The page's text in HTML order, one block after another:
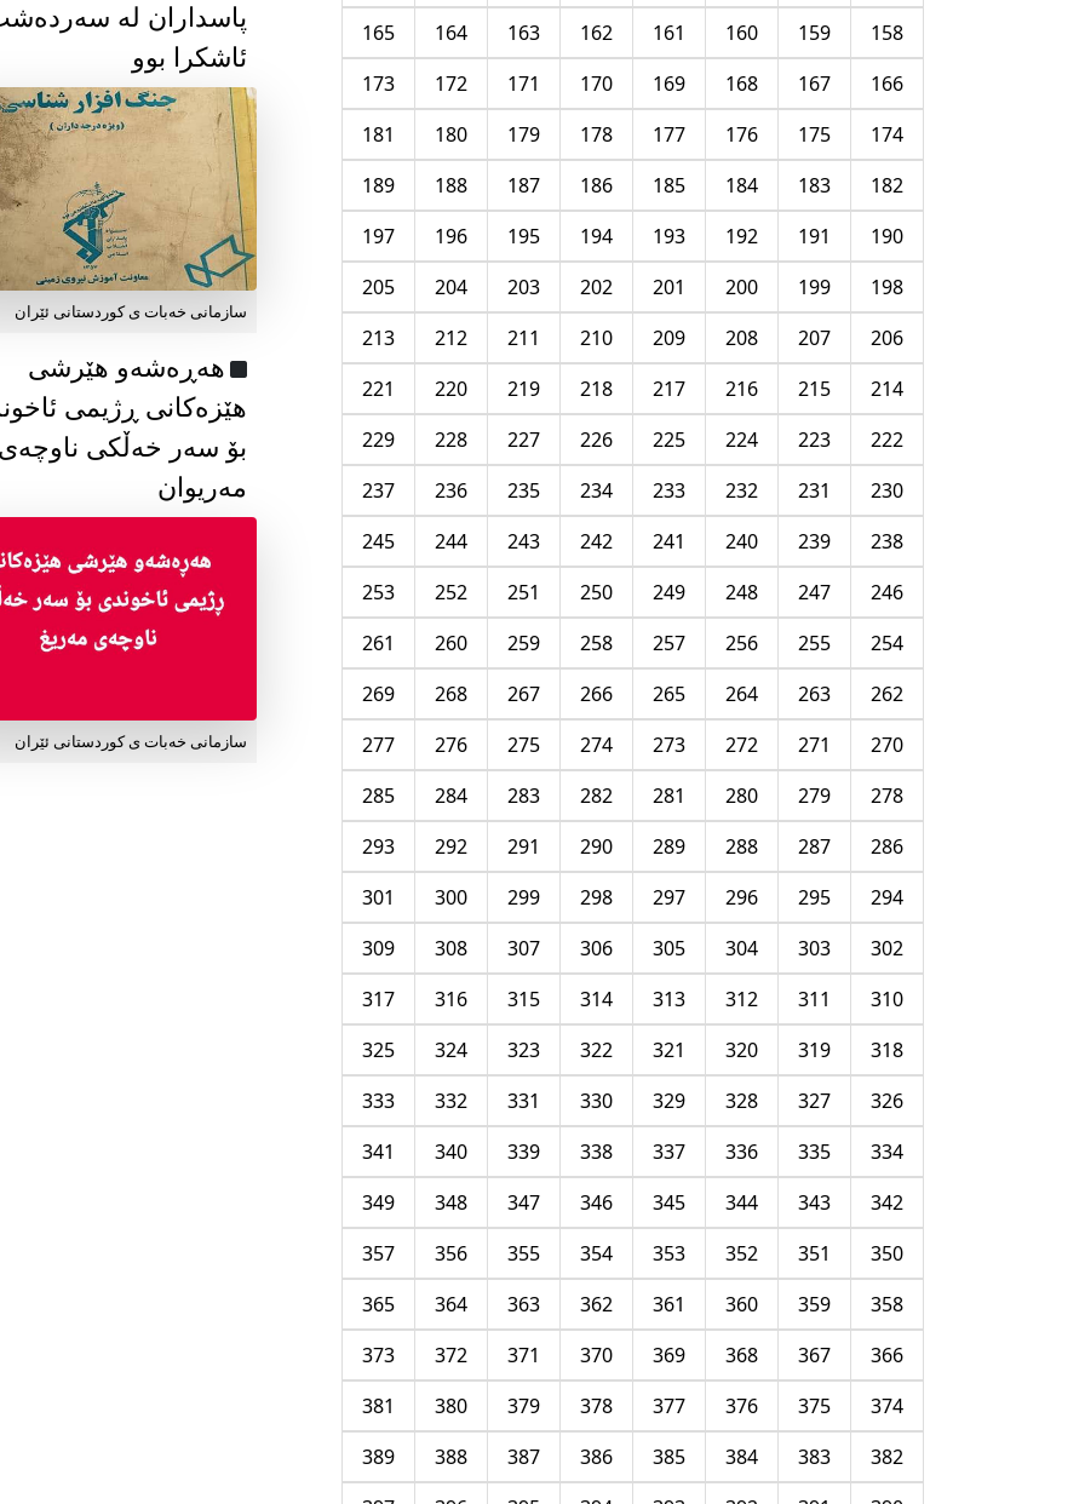
158
159
160
161
162
163
164
165
166
167
168
169
170
171
172
173
174
175
176
177
178
179
180
181
182
183
184
185
186
187
188
189
190
191
192
193
194
195
196
197
198
199
200
201
202
203
204
205
206
207
208
209
210
211
212
213
214
215
216
217
218
219
220
221
222
223
224
225
226
227
228
229
230
231
232
233
234
235
236
237
238
239
240
241
242
243
244
245
246
247
248
249
250
251
252
253
254
255
256
257
258
259
260
261
262
263
264
265
266
267
268
269
270
271
272
273
274
275
276
277
278
279
280
281
282
283
284
285
286
287
288
289
290
291
292
293
294
295
296
297
298
299
300
301
302
303
304
305
306
307
308
309
310
311
312
313
314
315
316
317
318
319
320
321
322
323
324
325
326
327
328
329
330
331
332
333
334
335
336
337
338
339
340
341
342
343
344
345
346
347
348
349
350
351
352
353
354
355
356
357
358
359
360
361
362
363
364
365
366
367
368
369
370
371
372
373
374
375
376
377
378
379
380
381
382
383
384
385
386
387
388
389
پاسداران لە
ئاشکرا بوو
سازمانی خەبات ی كوردستانی ئێران
هەڕەشەو هێرشی
هێزەکانی ڕژیمی
بۆ سەر خەڵکی
مەریوان
سازمانی خەبات ی کوردستانی ئێران